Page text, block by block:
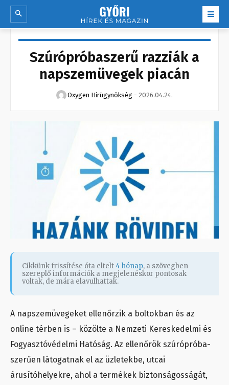
Szúrópróbaszerű razziák a
napszemüvegek piacán
Oxygen Hirügynökség - 2026.04.24.
Cikkünk frissítése óta eltelt4 hónap, a szövegben
szereplő információk a megjelenéskor pontosak
voltak, de mára elavulhattak.
A napszemüvegeket ellenőrzik a boltokban és az
online térben is – közölte a Nemzeti Kereskedelmi és
Fogyasztóvédelmi Hatóság. Az ellenőrök szúrópróba-
szerűen látogatnak el az üzletekbe, utcai
árusítóhelyekre, ahol a termékek biztonságosságát,